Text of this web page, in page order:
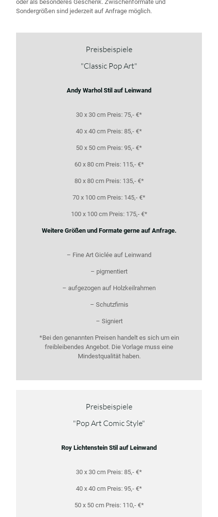
oder als besonderes Geschenk. Zwischenformate und
Sondergrößen sind jederzeit auf Anfrage möglich.
Preisbeispiele
"Classic Pop Art"
Andy Warhol Stil auf Leinwand
30 x 30 cm Preis: 75,- €*
40 x 40 cm Preis: 85,- €*
50 x 50 cm Preis: 95,- €*
60 x 80 cm Preis: 115,- €*
80 x 80 cm Preis: 135,- €*
70 x 100 cm Preis: 145,- €*
100 x 100 cm Preis: 175,- €*
Weitere Größen und Formate gerne auf Anfrage.
– Fine Art Giclée auf Leinwand
– pigmentiert
– aufgezogen auf Holzkeilrahmen
– Schutzfirnis
– Signiert
*Bei den genannten Preisen handelt es sich um ein
freibleibendes Angebot. Die Vorlage muss eine
Mindestqualität haben.
Preisbeispiele
"Pop Art Comic Style"
Roy Lichtenstein Stil auf Leinwand
30 x 30 cm Preis: 85,- €*
40 x 40 cm Preis: 95,- €*
50 x 50 cm Preis: 110,- €*